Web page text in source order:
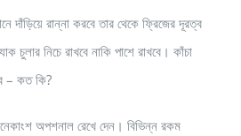
দাঁড়িয়ে রান্না করবে তার থেকে ফ্রিজের দূরত্ব
চুলার নিচে রাখবে নাকি পাশে রাখবে। কাঁচা
– কত কি?
অপশনাল রেখে দেন। বিভিন্ন রকম